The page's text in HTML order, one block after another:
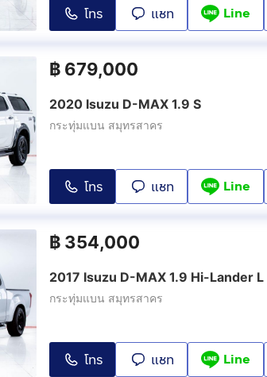
โทร แชท Line
฿ 679,000
2020 Isuzu D-MAX 1.9 S
กระทุ่มแบน สมุทรสาคร
โทร แชท Line
฿ 354,000
2017 Isuzu D-MAX 1.9 Hi-Lander L
กระทุ่มแบน สมุทรสาคร
โทร แชท Line